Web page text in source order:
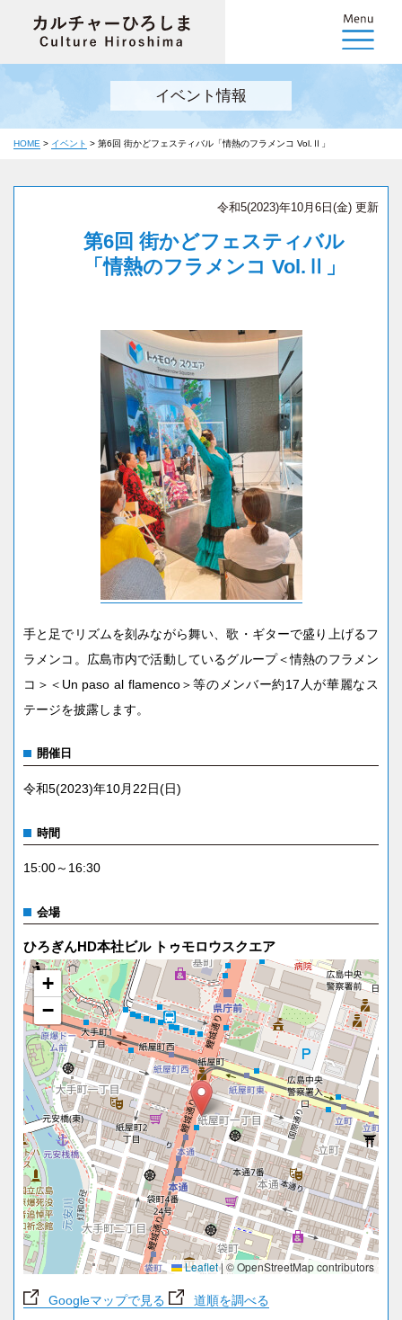
イベント情報
HOME > イベント > 第6回 街かどフェスティバル「情熱のフラメンコ Vol.Ⅱ」
令和5(2023)年10月6日(金) 更新
第6回 街かどフェスティバル
「情熱のフラメンコ Vol.Ⅱ」
手と足でリズムを刻みながら舞い、歌・ギターで盛り上げるフ
ラメンコ。広島市内で活動しているグループ＜情熱のフラメン
コ＞＜Un paso al flamenco＞等のメンバー約17人が華麗なス
テージを披露します。
開催日
令和5(2023)年10月22日(日)
時間
15:00～16:30
会場
ひろぎんHD本社ビル トゥモロウスクエア
+
−
Leaflet| © OpenStreetMap contributors
Googleマップで見る 道順を調べる